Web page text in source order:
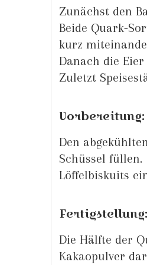
Zunächst den
Beide Quark-
kurz
Danach die
Zuletzt
Den
Schüssel füllen.
Löffelbiskuits
Die Hälfte der
Kakaopulver